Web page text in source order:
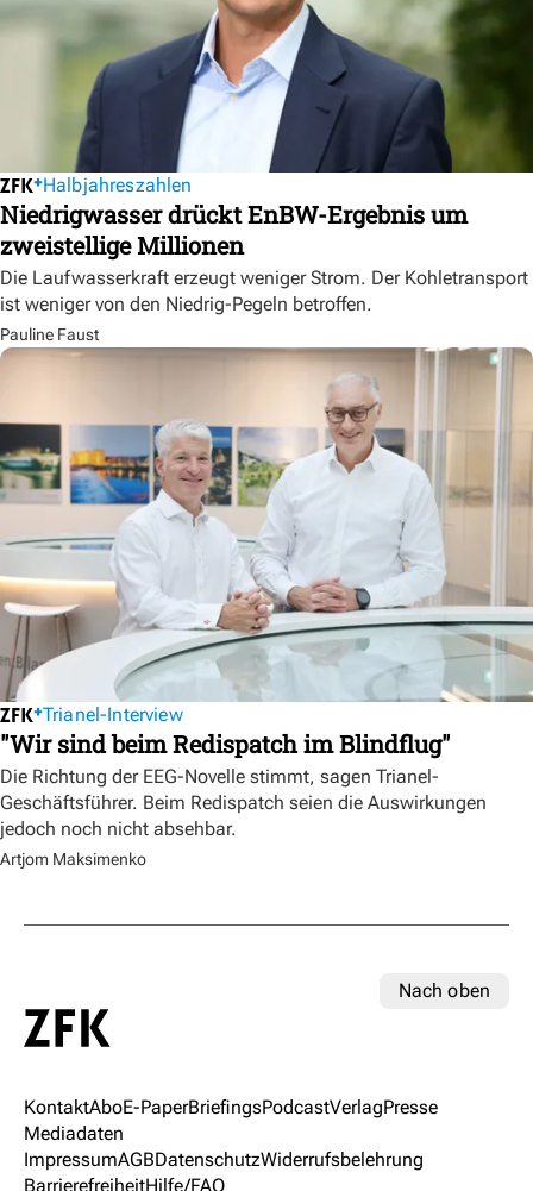
Halbjahreszahlen
Niedrigwasser drückt EnBW-Ergebnis um
zweistellige Millionen
Die Laufwasserkraft erzeugt weniger Strom. Der Kohletransport
ist weniger von den Niedrig-Pegeln betroffen.
Pauline Faust
Trianel-Interview
"Wir sind beim Redispatch im Blindflug"
Die Richtung der EEG-Novelle stimmt, sagen Trianel-
Geschäftsführer. Beim Redispatch seien die Auswirkungen
jedoch noch nicht absehbar.
Artjom Maksimenko
Nach oben
KontaktAboE-PaperBriefingsPodcastVerlagPresse
Mediadaten
ImpressumAGBDatenschutzWiderrufsbelehrung
BarrierefreiheitHilfe/FAQ